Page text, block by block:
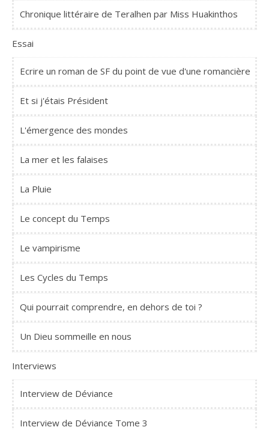
Chronique littéraire de Teralhen par Miss Huakinthos
Essai
Ecrire un roman de SF du point de vue d'une romancière
Et si j'étais Président
L'émergence des mondes
La mer et les falaises
La Pluie
Le concept du Temps
Le vampirisme
Les Cycles du Temps
Qui pourrait comprendre, en dehors de toi ?
Un Dieu sommeille en nous
Interviews
Interview de Déviance
Interview de Déviance Tome 3